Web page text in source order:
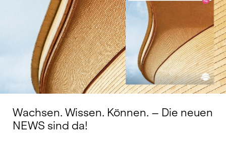
Wachsen. Wissen. Können. – Die neuen
NEWS sind da!